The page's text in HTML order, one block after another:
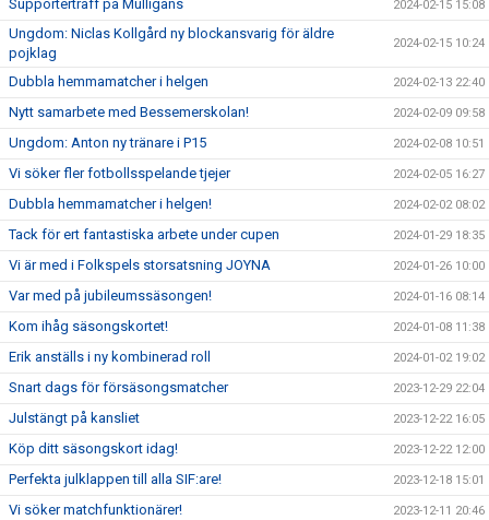
Supporterträff på Mulligans 2024-02-15 15:08
Ungdom: Niclas Kollgård ny blockansvarig för äldre
pojklag
2024-02-15 10:24
Dubbla hemmamatcher i helgen 2024-02-13 22:40
Nytt samarbete med Bessemerskolan! 2024-02-09 09:58
Ungdom: Anton ny tränare i P15 2024-02-08 10:51
Vi söker fler fotbollsspelande tjejer 2024-02-05 16:27
Dubbla hemmamatcher i helgen! 2024-02-02 08:02
Tack för ert fantastiska arbete under cupen 2024-01-29 18:35
Vi är med i Folkspels storsatsning JOYNA 2024-01-26 10:00
Var med på jubileumssäsongen! 2024-01-16 08:14
Kom ihåg säsongskortet! 2024-01-08 11:38
Erik anställs i ny kombinerad roll 2024-01-02 19:02
Snart dags för försäsongsmatcher 2023-12-29 22:04
Julstängt på kansliet 2023-12-22 16:05
Köp ditt säsongskort idag! 2023-12-22 12:00
Perfekta julklappen till alla SIF:are! 2023-12-18 15:01
Vi söker matchfunktionärer! 2023-12-11 20:46